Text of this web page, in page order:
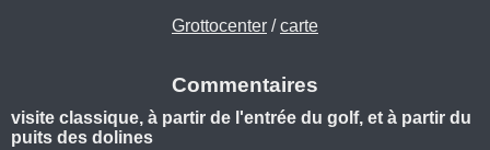
Grottocenter /carte
Commentaires
visite classique, à partir de l'entrée du golf, et à partir du
puits des dolines